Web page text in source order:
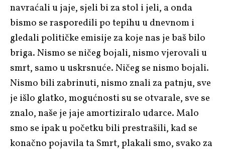
navraćali u jaje, sjeli bi za stol i jeli, a onda
bismo se rasporedili po tepihu u dnevnom i
gledali političke emisije za koje nas je baš bilo
briga. Nismo se ničeg bojali, nismo vjerovali u
smrt, samo u uskrsnuće. Ničeg se nismo bojali.
Nismo bili zabrinuti, nismo znali za patnju, sve
je išlo glatko, mogućnosti su se otvarale, sve se
znalo, naše je jaje amortiziralo udarce. Malo
smo se ipak u početku bili prestrašili, kad se
konačno pojavila ta Smrt, plakali smo, svako za